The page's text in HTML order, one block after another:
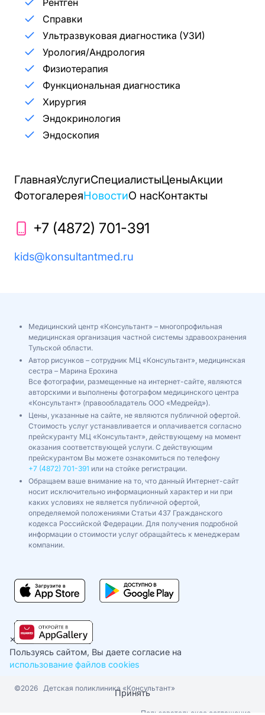
Справки
Ультразвуковая диагностика (УЗИ)
Урология/Андрология
Физиотерапия
Функциональная диагностика
Хирургия
Эндокринология
Эндоскопия
ГлавнаяУслугиСпециалистыЦеныАкции
ФотогалереяНовостиО насКонтакты
+7 (4872) 701-391
kids@konsultantmed.ru
Медицинский центр «Консультант» – многопрофильная
медицинская организация частной системы здравоохранения
Тульской области.
Автор рисунков – сотрудник МЦ «Консультант», медицинская
сестра – Марина Ерохина
Все фотографии, размещенные на интернет-сайте, являются
авторскими и выполнены фотографом медицинского центра
«Консультант» (правообладатель ООО «Медрейд»).
Цены, указанные на сайте, не являются публичной офертой.
Стоимость услуг устанавливается и оплачивается согласно
прейскуранту МЦ «Консультант», действующему на момент
оказания соответствующей услуги. С действующим
прейскурантом Вы можете ознакомиться по телефону
+7 (4872) 701-391 или на стойке регистрации.
Обращаем ваше внимание на то, что данный Интернет-сайт
носит исключительно информационный характер и ни при
каких условиях не является публичной офертой,
определяемой положениями Статьи 437 Гражданского
кодекса Российской Федерации. Для получения подробной
информации о стоимости услуг обращайтесь к менеджерам
компании.
©2026 Детская поликлиника «Консультант»
Пользовательское соглашение
×
Пользуясь сайтом, Вы даете согласие на
использование файлов cookies
Принять